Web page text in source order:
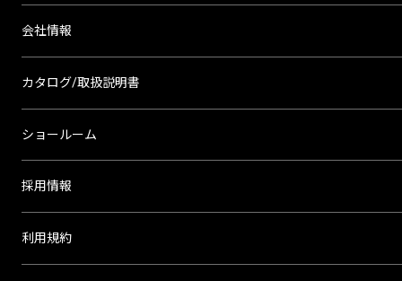
会社情報
カタログ/取扱説明書
ショールーム
採用情報
利用規約